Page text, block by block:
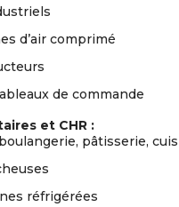
d’air comprimé
de commande
et CHR :
pâtisserie,
réfrigérées